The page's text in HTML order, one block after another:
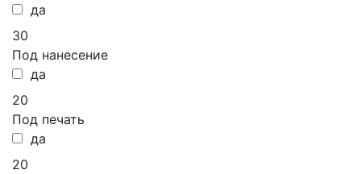
да
30
Под нанесение
да
20
Под печать
да
20